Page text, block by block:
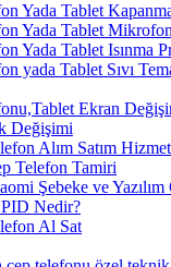
Yada Tablet
Yada Tablet
Yada Tablet Isınma
yada Tablet Sıvı
Ekran
Değişimi
Alım Satım
Telefon Tamiri
Şebeke ve
Nedir?
Al Sat